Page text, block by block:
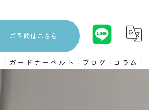
ご予約はこちら
ガードナーベルト ブログ コラム